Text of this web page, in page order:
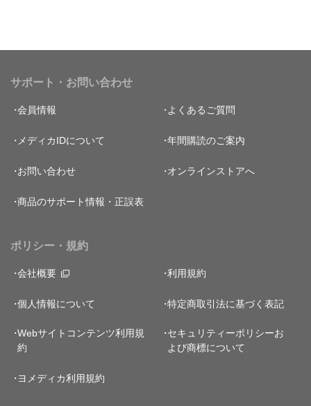
サポート・お問い合わせ
会員情報 よくあるご質問
メディカIDについて 年間購読のご案内
お問い合わせ オンラインストアへ
商品のサポート情報・正誤表
ポリシー・規約
会社概要 利用規約
個人情報について 特定商取引法に基づく表記
Webサイトコンテンツ利用規
約
セキュリティーポリシーお
よび商標について
ヨメディカ利用規約